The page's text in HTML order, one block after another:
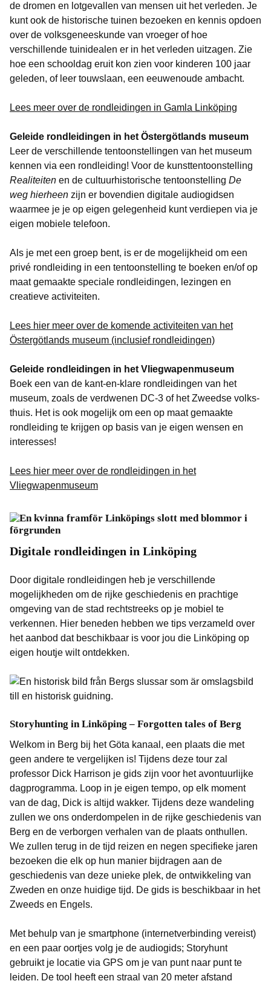
de dromen en lotgevallen van mensen uit het verleden. Je
kunt ook de historische tuinen bezoeken en kennis opdoen
over de volksgeneeskunde van vroeger of hoe
verschillende tuini­dealen er in het verleden uitzagen. Zie
hoe een schooldag eruit kon zien voor kinderen 100 jaar
geleden, of leer touwslaan, een eeuwenoude ambacht.
Lees meer over de rondleidingen in Gamla Linköping
Geleide rondleidingen in het Östergötlands museum
Leer de verschillende tentoonstellingen van het museum
kennen via een rondleiding! Voor de kunsttentoonstelling
Realiteiten en de cultuurhistorische tentoonstelling De
weg hierheen zijn er bovendien digitale audiogidsen
waarmee je je op eigen gelegenheid kunt verdiepen via je
eigen mobiele telefoon.
Als je met een groep bent, is er de mogelijkheid om een
privé rondleiding in een tentoonstelling te boeken en/of op
maat gemaakte speciale rondleidingen, lezingen en
creatieve activiteiten.
Lees hier meer over de komende activiteiten van het
Östergötlands museum (inclusief rondleidingen)
Geleide rondleidingen in het Vliegwapenmuseum
Boek een van de kant-en-klare rondleidingen van het
museum, zoals de verdwenen DC-3 of het Zweedse volks­
thuis. Het is ook mogelijk om een op maat gemaakte
rondleiding te krijgen op basis van je eigen wensen en
interesses!
Lees hier meer over de rondleidingen in het
Vliegwapenmuseum
Digitale rondleidingen in Linköping
Door digitale rondleidingen heb je verschillende
mogelijkheden om de rijke geschiedenis en prachtige
omgeving van de stad rechtstreeks op je mobiel te
verkennen. Hier beneden hebben we tips verzameld over
het aanbod dat beschikbaar is voor jou die Linköping op
eigen houtje wilt ontdekken.
Storyhunting in Linköping – Forgotten tales of Berg
Welkom in Berg bij het Göta kanaal, een plaats die met
geen andere te vergelijken is! Tijdens deze tour zal
professor Dick Harrison je gids zijn voor het avontuurlijke
dagprogramma. Loop in je eigen tempo, op elk moment
van de dag, Dick is altijd wakker. Tijdens deze wandeling
zullen we ons onderdompelen in de rijke geschiedenis van
Berg en de verborgen verhalen van de plaats onthullen.
We zullen terug in de tijd reizen en negen specifieke jaren
bezoeken die elk op hun manier bijdragen aan de
geschiedenis van deze unieke plek, de ontwikkeling van
Zweden en onze huidige tijd. De gids is beschikbaar in het
Zweeds en Engels.
Met behulp van je smartphone (internetverbinding vereist)
en een paar oortjes volg je de audiogids; Storyhunt
gebruikt je locatie via GPS om je van punt naar punt te
leiden. De tool heeft een straal van 20 meter afstand